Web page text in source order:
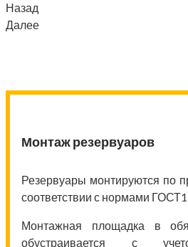
Назад
Далее
Монтаж резервуаров
Резервуары монтируются по
соответствии с нормами
Монтажная площадка в
обустраивается с